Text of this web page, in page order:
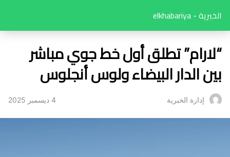
الخبرية - elkhabariya
“لارام” تطلق أول خط جوي مباشر
بين الدار البيضاء ولوس أنجلوس
إدارة الخبرية 4 ديسمبر 2025